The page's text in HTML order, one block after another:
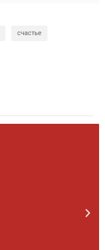
счастье